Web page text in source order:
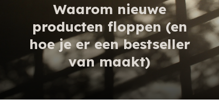
Waarom nieuwe
producten floppen (en
hoe je er een bestseller
van maakt)